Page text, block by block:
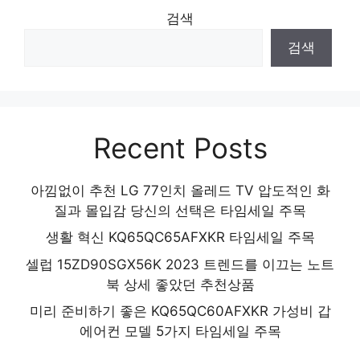
검색
검색
Recent Posts
아낌없이 추천 LG 77인치 올레드 TV 압도적인 화
질과 몰입감 당신의 선택은 타임세일 주목
생활 혁신 KQ65QC65AFXKR 타임세일 주목
셀럽 15ZD90SGX56K 2023 트렌드를 이끄는 노트
북 상세 좋았던 추천상품
미리 준비하기 좋은 KQ65QC60AFXKR 가성비 갑
에어컨 모델 5가지 타임세일 주목